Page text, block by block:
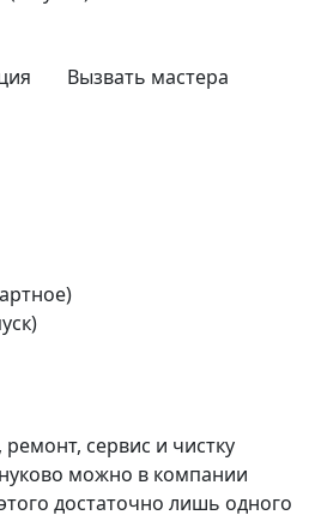
Вызвать мастера
сервис и чистку
можно в компании
достаточно лишь одного